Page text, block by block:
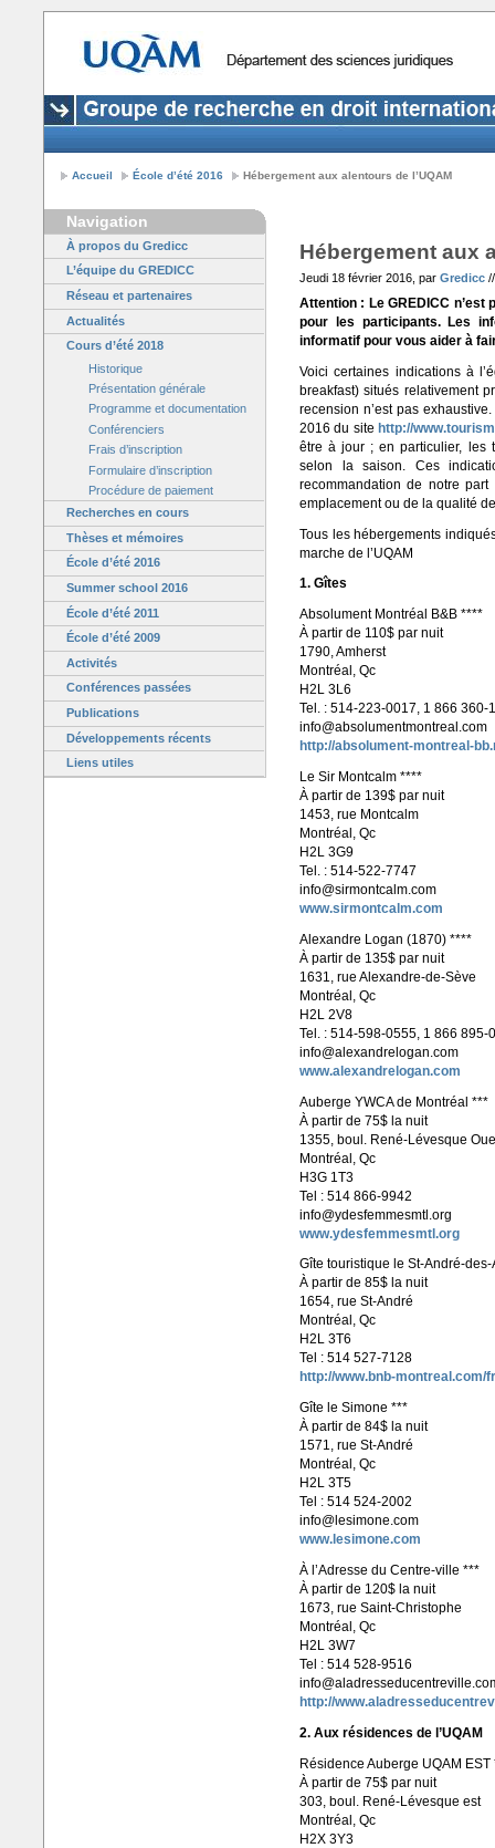
Accueil École d’été 2016 Hébergement aux alentours de l’UQAM
Navigation
À propos du Gredicc
L’équipe du GREDICC
Réseau et partenaires
Actualités
Cours d’été 2018
Historique
Présentation générale
Programme et documentation
Conférenciers
Frais d’inscription
Formulaire d’inscription
Procédure de paiement
Recherches en cours
Thèses et mémoires
École d’été 2016
Summer school 2016
École d’été 2011
École d’été 2009
Activités
Conférences passées
Publications
Développements récents
Liens utiles
Hébergement aux
Jeudi 18 février 2016, par Gredicc
Attention : Le GREDICC
pour les participants. Les
informatif pour vous aider à
Voici certaines indications à
breakfast) situés relativement
recension n’est pas
2016 du site http://
être à jour ; en particulier, les
selon la saison. Ces
recommandation de notre
emplacement ou de la qualité
Tous les hébergements
marche de l’UQAM
1. Gîtes
Absolument Montréal B&B ****
À partir de 110$ par nuit
1790, Amherst
Montréal, Qc
H2L 3L6
Tel. : 514-223-0017, 1 866 360-
info@absolumentmontreal.com
http://absolument-montreal-
Le Sir Montcalm ****
À partir de 139$ par nuit
1453, rue Montcalm
Montréal, Qc
H2L 3G9
Tel. : 514-522-7747
info@sirmontcalm.com
www.sirmontcalm.com
Alexandre Logan (1870) ****
À partir de 135$ par nuit
1631, rue Alexandre-de-Sève
Montréal, Qc
H2L 2V8
Tel. : 514-598-0555, 1 866 895-
info@alexandrelogan.com
www.alexandrelogan.com
Auberge YWCA de Montréal ***
À partir de 75$ la nuit
1355, boul. René-Lévesque
Montréal, Qc
H3G 1T3
Tel : 514 866-9942
info@ydesfemmesmtl.org
www.ydesfemmesmtl.org
Gîte touristique le St-André-des-
À partir de 85$ la nuit
1654, rue St-André
Montréal, Qc
H2L 3T6
Tel : 514 527-7128
http://www.bnb-montreal.com/
Gîte le Simone ***
À partir de 84$ la nuit
1571, rue St-André
Montréal, Qc
H2L 3T5
Tel : 514 524-2002
info@lesimone.com
www.lesimone.com
À l’Adresse du Centre-ville ***
À partir de 120$ la nuit
1673, rue Saint-Christophe
Montréal, Qc
H2L 3W7
Tel : 514 528-9516
http://
2. Aux résidences de l’UQAM
Résidence Auberge UQAM EST
À partir de 75$ par nuit
303, boul. René-Lévesque est
Montréal, Qc
H2X 3Y3